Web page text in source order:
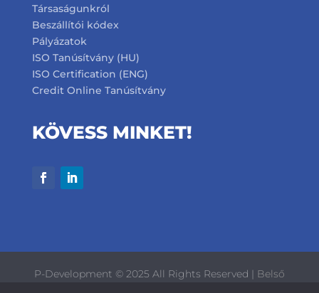
Társaságunkról
Beszállítói kódex
Pályázatok
ISO Tanúsítvány (HU)
ISO Certification (ENG)
Credit Online Tanúsítvány
KÖVESS MINKET!
P-Development © 2025 All Rights Reserved | Belső